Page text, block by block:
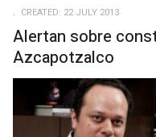
CREATED: 22 JULY 2013
Alertan sobre
Azcapotzalco